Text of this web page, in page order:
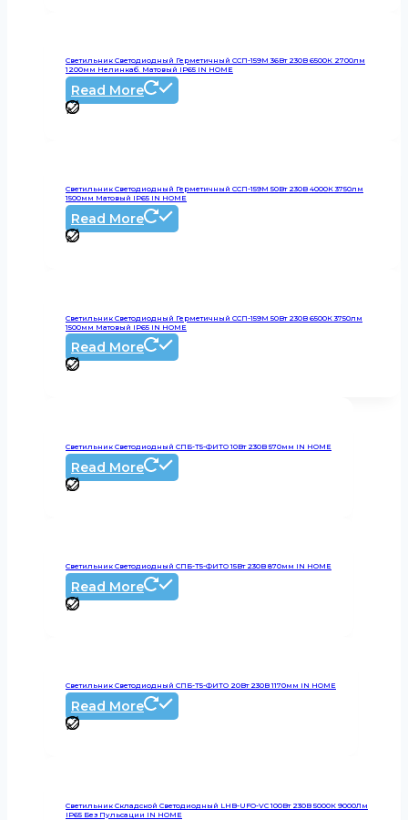
Светильник Светодиодный Герметичный ССП-159М 36Вт 230В 6500К 2700лм
1200мм Нелинкаб. Матовый IP65 IN HOME
Read More
Светильник Светодиодный Герметичный ССП-159М 50Вт 230В 4000К 3750лм
1500мм Матовый IP65 IN HOME
Read More
Светильник Светодиодный Герметичный ССП-159М 50Вт 230В 6500К 3750лм
1500мм Матовый IP65 IN HOME
Read More
Светильник Светодиодный СПБ-Т5-ФИТО 10Вт 230B 570мм IN HOME
Read More
Светильник Светодиодный СПБ-Т5-ФИТО 15Вт 230B 870мм IN HOME
Read More
Светильник Светодиодный СПБ-Т5-ФИТО 20Вт 230B 1170мм IN HOME
Read More
Светильник Складской Светодиодный LHB-UFO-VC 100Вт 230В 5000К 9000Лм
IP65 Без Пульсации IN HOME